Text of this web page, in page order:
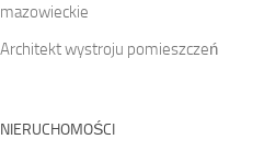
mazowieckie
Architekt wystroju pomieszczeń
NIERUCHOMOŚCI